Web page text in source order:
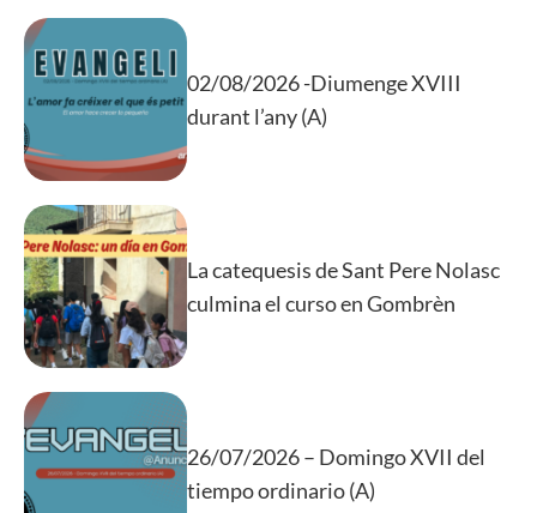
02/08/2026 -Diumenge XVIII
durant l’any (A)
La catequesis de Sant Pere Nolasc
culmina el curso en Gombrèn
26/07/2026 – Domingo XVII del
tiempo ordinario (A)